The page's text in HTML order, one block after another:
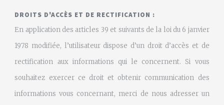
DROITS D'ACCÈS ET DE RECTIFICATION :
En application des articles 39 et suivants de la loi du 6 janvier
1978 modifiée, l’utilisateur dispose d’un droit d’accès et de
rectification aux informations qui le concernent. Si vous
souhaitez exercer ce droit et obtenir communication des
informations vous concernant, merci de nous adresser un